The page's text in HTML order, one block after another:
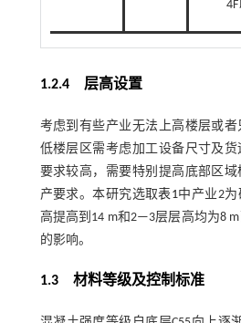
1.2.4层高设置
考虑到有些产业无法上高楼层或
低楼层区需考虑加工设备尺寸及
要求较高，需要特别提高底部区
产要求。本研究选取表1中产业2为
高提高到14 m和2—3层层高均为8
的影响。
1.3材料等级及控制标准